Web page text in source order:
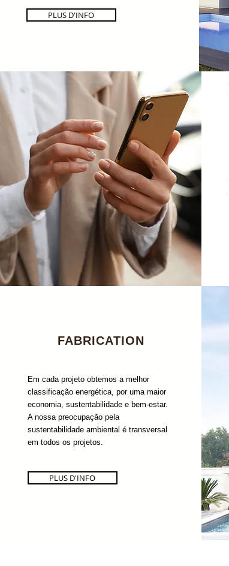
FABRICATION
Em cada projeto obtemos a melhor
classificação energética, por uma maior
economia, sustentabilidade e bem-estar.
A nossa preocupação pela
sustentabilidade ambiental é transversal
em todos os projetos.
PLUS D'INFO
PLUS D'INFO